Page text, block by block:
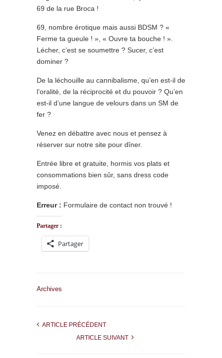
69 de la rue Broca !
69, nombre érotique mais aussi BDSM ? «
Ferme ta gueule ! », « Ouvre ta bouche ! ».
Lécher, c’est se soumettre ? Sucer, c’est
dominer ?
De la léchouille au cannibalisme, qu’en est-il de
l’oralité, de la réciprocité et du pouvoir ? Qu’en
est-il d’une langue de velours dans un SM de
fer ?
Venez en débattre avec nous et pensez à
réserver sur notre site pour dîner.
Entrée libre et gratuite, hormis vos plats et
consommations bien sûr, sans dress code
imposé.
Erreur : Formulaire de contact non trouvé !
Partager :
Partager
Archives
ARTICLE PRÉCÉDENT
ARTICLE SUIVANT